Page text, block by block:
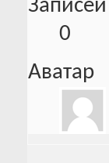
0
Аватар